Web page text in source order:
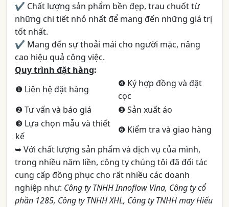
✔ Chất lượng sản phẩm bền đẹp, trau chuốt từ
những chi tiết nhỏ nhất để mang đến những giá trị
tốt nhất.
✔ Mang đến sự thoải mái cho người mặc, nâng
cao hiệu quả công việc.
Quy trình đặt hàng:
❶ Liên hệ đặt hàng
❹ Ký hợp đồng và đặt
cọc
❷ Tư vấn và báo giá
❺ Sản xuất áo
❸ Lựa chọn mẫu và thiết
kế
❻ Kiểm tra và giao hàng
➥ Với chất lượng sản phẩm và dịch vụ của mình,
trong nhiều năm liền, công ty chúng tôi đã đối tác
cung cấp đồng phục cho rất nhiều các doanh
nghiệp như: Công ty TNHH Innoflow Vina, Công ty cổ
phần 1285, Công ty TNHH XHL, Công ty TNHH may Hiếu